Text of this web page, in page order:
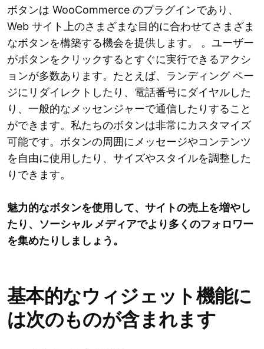
ボタンは WooCommerce のプラグインであり、
Web サイト上のさまざまな目的に合わせてさまざま
なボタンを構築する機会を提供します。 。ユーザー
がボタンをクリックするとすぐに実行できるアクシ
ョンが多数あります。たとえば、ランディング ペー
ジにリダイレクトしたり、電話番号にダイヤルした
り、一般的なメッセンジャーで通信したりすること
ができます。私たちのボタンは非常にカスタマイズ
可能です。ボタンの周囲にメッセージやコンテンツ
を自由に使用したり、サイズやスタイルを調整した
りできます。
魅力的なボタンを使用して、サイトの売上を増やし
たり、ソーシャル メディアでより多くのフォロワー
を集めたりしましょう。
基本的なウィジェット機能に
は次のものが含まれます